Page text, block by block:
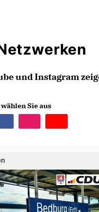
und Instagram
Sie aus